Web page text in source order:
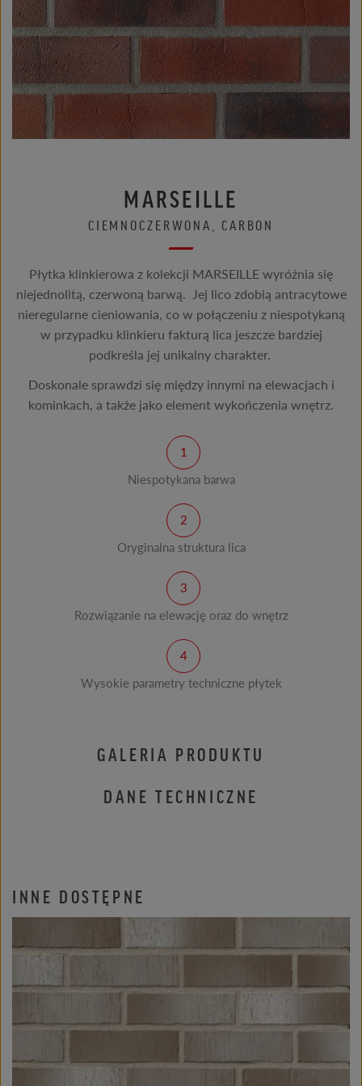
MARSEILLE
CIEMNOCZERWONA, CARBON
Płytka klinkierowa z kolekcji MARSEILLE wyróżnia się
niejednolitą, czerwoną barwą. Jej lico zdobią antracytowe
nieregularne cieniowania, co w połączeniu z niespotykaną
w przypadku klinkieru fakturą lica jeszcze bardziej
podkreśla jej unikalny charakter.
Doskonale sprawdzi się między innymi na elewacjach i
kominkach, a także jako element wykończenia wnętrz.
Niespotykana barwa
Oryginalna struktura lica
Rozwiązanie na elewację oraz do wnętrz
Wysokie parametry techniczne płytek
GALERIA PRODUKTU
DANE TECHNICZNE
INNE DOSTĘPNE